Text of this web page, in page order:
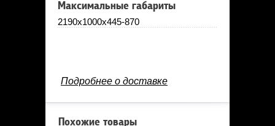
Максимальные габариты
2190х1000х445-870
Подробнее о доставке
Похожие товары